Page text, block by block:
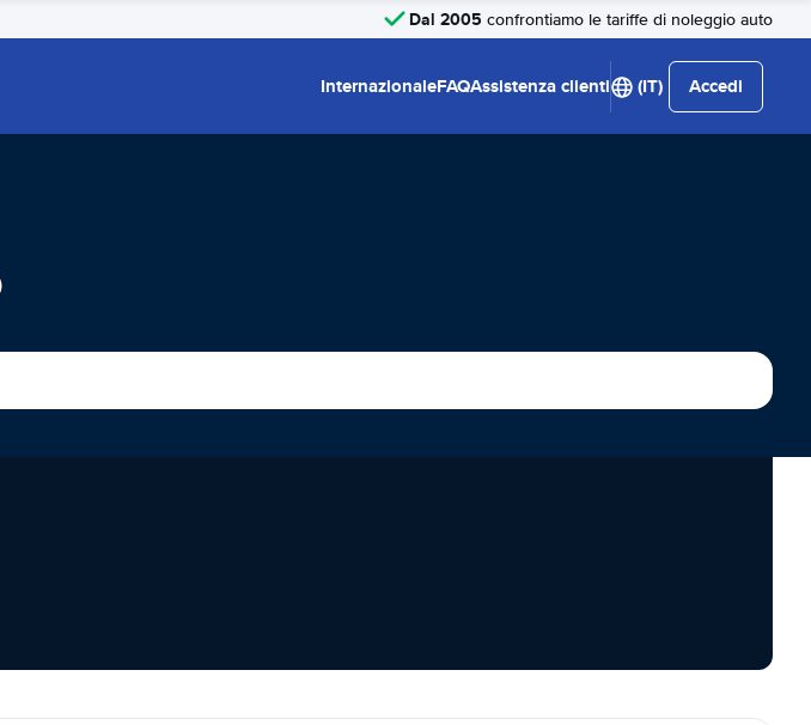
Dal 2005 confrontiamo le tariffe di noleggio auto
InternazionaleFAQAssistenza clienti (IT) Accedi